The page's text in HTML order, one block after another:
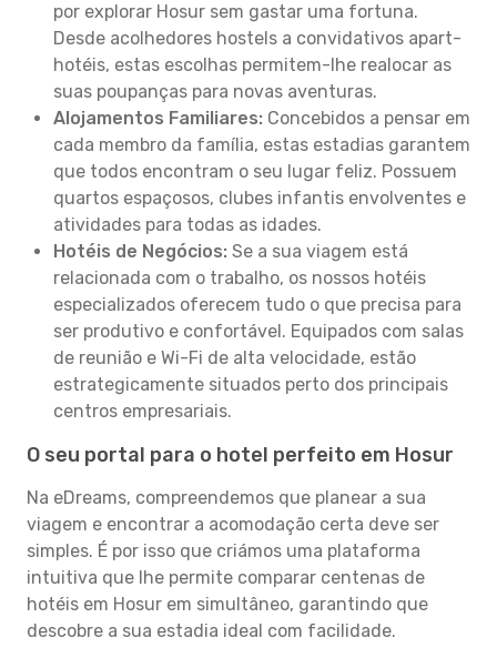
por explorar Hosur sem gastar uma fortuna.
Desde acolhedores hostels a convidativos apart-
hotéis, estas escolhas permitem-lhe realocar as
suas poupanças para novas aventuras.
Alojamentos Familiares: Concebidos a pensar em
cada membro da família, estas estadias garantem
que todos encontram o seu lugar feliz. Possuem
quartos espaçosos, clubes infantis envolventes e
atividades para todas as idades.
Hotéis de Negócios: Se a sua viagem está
relacionada com o trabalho, os nossos hotéis
especializados oferecem tudo o que precisa para
ser produtivo e confortável. Equipados com salas
de reunião e Wi-Fi de alta velocidade, estão
estrategicamente situados perto dos principais
centros empresariais.
O seu portal para o hotel perfeito em Hosur
Na eDreams, compreendemos que planear a sua
viagem e encontrar a acomodação certa deve ser
simples. É por isso que criámos uma plataforma
intuitiva que lhe permite comparar centenas de
hotéis em Hosur em simultâneo, garantindo que
descobre a sua estadia ideal com facilidade.